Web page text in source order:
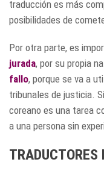
traducción es más
posibilidades de
Por otra parte, es
jurada, por su propia
fallo, porque se va a
tribunales de justicia.
coreano es una tarea
a una persona sin
TRADUCTORES